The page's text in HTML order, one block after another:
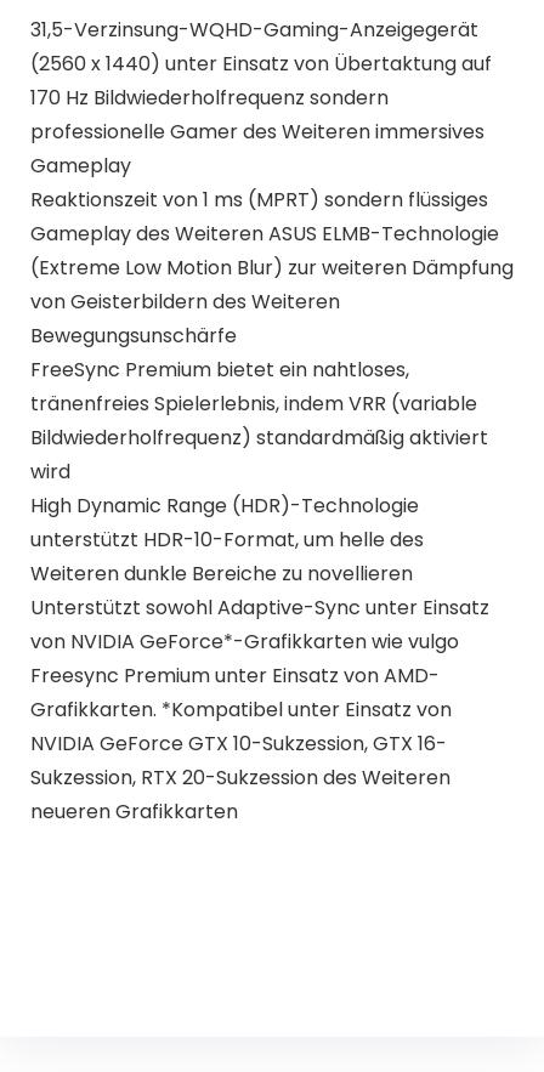
31,5-Verzinsung-WQHD-Gaming-Anzeigegerät
(2560 x 1440) unter Einsatz von Übertaktung auf
170 Hz Bildwiederholfrequenz sondern
professionelle Gamer des Weiteren immersives
Gameplay
Reaktionszeit von 1 ms (MPRT) sondern flüssiges
Gameplay des Weiteren ASUS ELMB-Technologie
(Extreme Low Motion Blur) zur weiteren Dämpfung
von Geisterbildern des Weiteren
Bewegungsunschärfe
FreeSync Premium bietet ein nahtloses,
tränenfreies Spielerlebnis, indem VRR (variable
Bildwiederholfrequenz) standardmäßig aktiviert
wird
High Dynamic Range (HDR)-Technologie
unterstützt HDR-10-Format, um helle des
Weiteren dunkle Bereiche zu novellieren
Unterstützt sowohl Adaptive-Sync unter Einsatz
von NVIDIA GeForce*-Grafikkarten wie vulgo
Freesync Premium unter Einsatz von AMD-
Grafikkarten. *Kompatibel unter Einsatz von
NVIDIA GeForce GTX 10-Sukzession, GTX 16-
Sukzession, RTX 20-Sukzession des Weiteren
neueren Grafikkarten